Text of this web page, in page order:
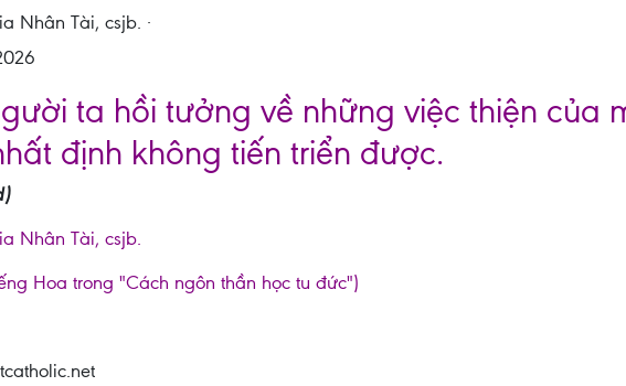
Nhân Tài, csjb. ·
ta hồi tưởng về những việc thiện của
định không tiến triển được.
Nhân Tài, csjb.
Hoa trong "Cách ngôn thần học tu đức")